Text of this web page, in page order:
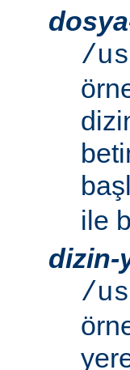
/
ile
dizin-
/